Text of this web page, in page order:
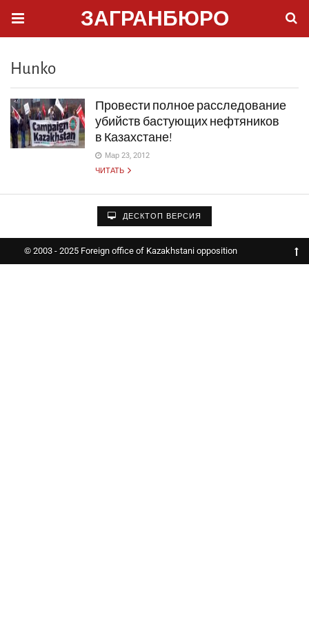
ЗАГРАНБЮРО
Hunko
Провести полное расследование
убийств бастующих нефтяников
в Казахстане!
Мар 23, 2012
ЧИТАТЬ
ДЕСКТОП ВЕРСИЯ
© 2003 - 2025 Foreign office of Kazakhstani opposition